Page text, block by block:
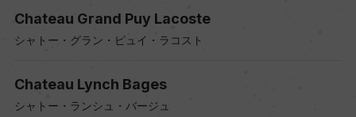
Chateau Grand Puy Lacoste
シャトー・グラン・ピュイ・ラコスト
Chateau Lynch Bages
シャトー・ランシュ・バージュ